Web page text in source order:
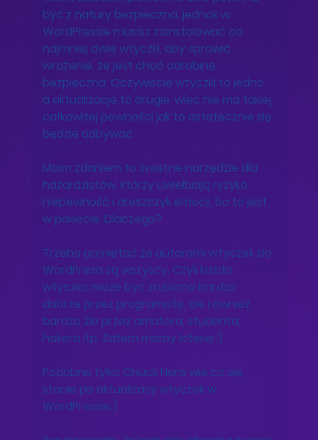
być z natury bezpieczna, jednak w
WordPressie musisz zainstalować co
najmniej dwie wtyczki, aby sprawić
wrażenie, że jest choć odrobinę
bezpieczna. Oczywiście wtyczki to jedno
a aktualizacje to drugie, więc nie ma takiej
całkowitej pewności jak to ostatecznie się
będzie odbywać.
Moim zdaniem to świetne narzędzie dla
hazardzistów, którzy uwielbiają ryzyko,
niepewność i dreszczyk emocji, bo to jest
w pakiecie. Dlaczego?
Trzeba pamiętać że autorami wtyczek do
WordPresa są wszyscy. Czyli każda
wtyczka może być zrobiona bardzo
dobrze przez programistę, ale również
bardzo źle przez amatora, studenta,
hakera itp. Zatem mamy loterię :)
Podobno tylko Chuck Noris wie co się
stanie po aktualizacji wtyczek w
WordPressie:)